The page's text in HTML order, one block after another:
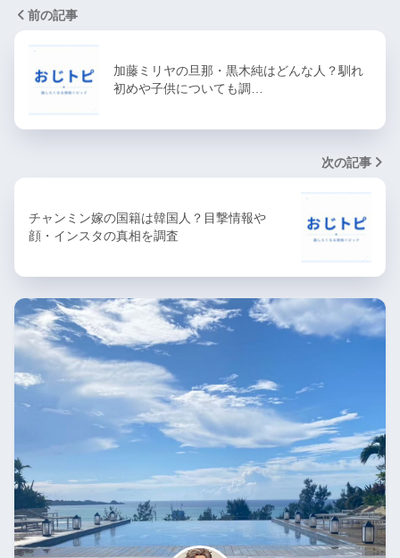
前の記事
加藤ミリヤの旦那・黒木純はどんな人？馴れ
初めや子供についても調…
次の記事
チャンミン嫁の国籍は韓国人？目撃情報や
顔・インスタの真相を調査